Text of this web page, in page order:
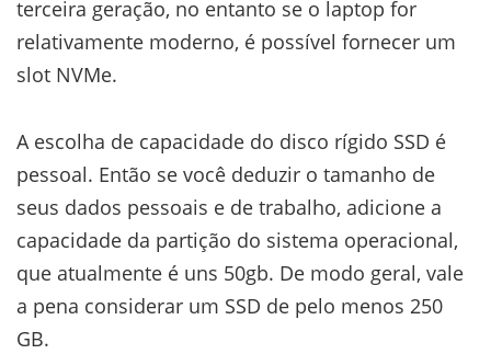
terceira geração, no entanto se o laptop for
relativamente moderno, é possível fornecer um
slot NVMe.
A escolha de capacidade do disco rígido SSD é
pessoal. Então se você deduzir o tamanho de
seus dados pessoais e de trabalho, adicione a
capacidade da partição do sistema operacional,
que atualmente é uns 50gb. De modo geral, vale
a pena considerar um SSD de pelo menos 250
GB.